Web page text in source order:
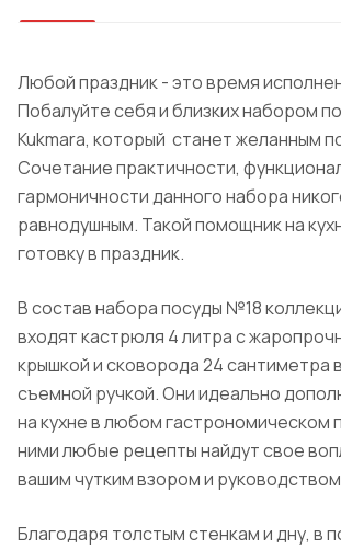
Любой праздник - это время
Побалуйте себя и близких набором
Kukmara, который станет желанным
Сочетание практичности,
гармоничности данного набора
равнодушным. Такой помощник на
готовку в праздник.
В состав набора посуды №18
входят кастрюля 4 литра с
крышкой и сковорода 24 сантиметра
съемной ручкой. Они идеально
на кухне в любом гастрономическом
ними любые рецепты найдут свое
вашим чутким взором и
Благодаря толстым стенкам и дну, в